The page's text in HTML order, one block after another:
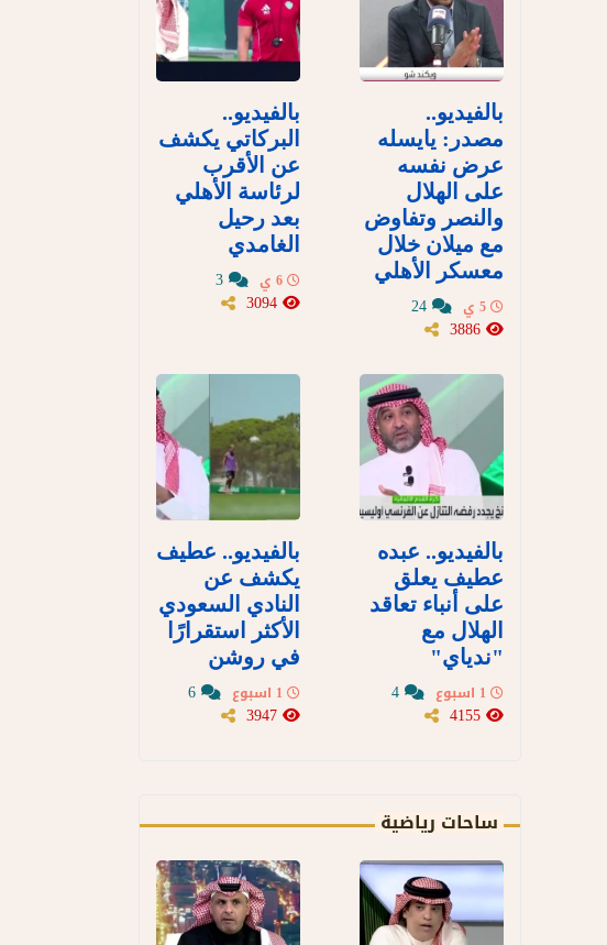
بالفيديو..
مصدر: يايسله
عرض نفسه
على الهلال
والنصر وتفاوض
مع ميلان خلال
معسكر الأهلي
بالفيديو..
البركاتي يكشف
عن الأقرب
لرئاسة الأهلي
بعد رحيل
الغامدي
بالفيديو.. عبده
عطيف يعلق
على أنباء تعاقد
الهلال مع
"ندياي"
بالفيديو.. عطيف
يكشف عن
النادي السعودي
الأكثر استقرارًا
في روشن
ساحات رياضية